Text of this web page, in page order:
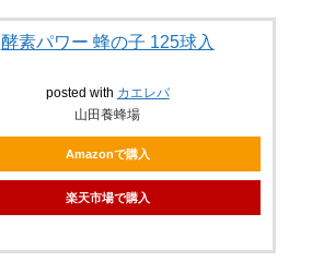
酵素パワー 蜂の子 125球入
posted with カエレバ
山田養蜂場
Amazonで購入
楽天市場で購入